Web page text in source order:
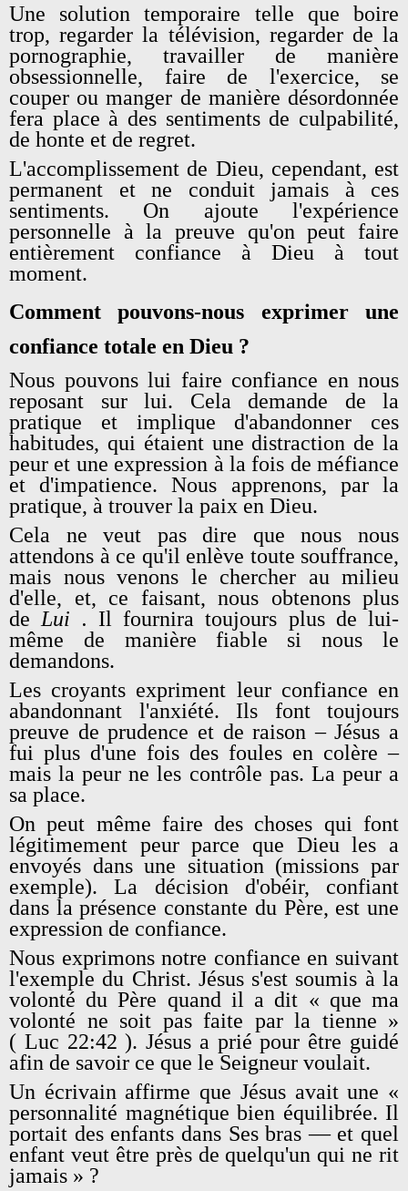
Une solution temporaire telle que boire
trop, regarder la télévision, regarder de la
pornographie, travailler de manière
obsessionnelle, faire de l'exercice, se
couper ou manger de manière désordonnée
fera place à des sentiments de culpabilité,
de honte et de regret.
L'accomplissement de Dieu, cependant, est
permanent et ne conduit jamais à ces
sentiments. On ajoute l'expérience
personnelle à la preuve qu'on peut faire
entièrement confiance à Dieu à tout
moment.
Comment pouvons-nous exprimer une
confiance totale en Dieu ?
Nous pouvons lui faire confiance en nous
reposant sur lui. Cela demande de la
pratique et implique d'abandonner ces
habitudes, qui étaient une distraction de la
peur et une expression à la fois de méfiance
et d'impatience. Nous apprenons, par la
pratique, à trouver la paix en Dieu.
Cela ne veut pas dire que nous nous
attendons à ce qu'il enlève toute souffrance,
mais nous venons le chercher au milieu
d'elle, et, ce faisant, nous obtenons plus
de Lui . Il fournira toujours plus de lui-
même de manière fiable si nous le
demandons.
Les croyants expriment leur confiance en
abandonnant l'anxiété. Ils font toujours
preuve de prudence et de raison – Jésus a
fui plus d'une fois des foules en colère –
mais la peur ne les contrôle pas. La peur a
sa place.
On peut même faire des choses qui font
légitimement peur parce que Dieu les a
envoyés dans une situation (missions par
exemple). La décision d'obéir, confiant
dans la présence constante du Père, est une
expression de confiance.
Nous exprimons notre confiance en suivant
l'exemple du Christ. Jésus s'est soumis à la
volonté du Père quand il a dit « que ma
volonté ne soit pas faite par la tienne »
( Luc 22:42 ). Jésus a prié pour être guidé
afin de savoir ce que le Seigneur voulait.
Un écrivain affirme que Jésus avait une «
personnalité magnétique bien équilibrée. Il
portait des enfants dans Ses bras — et quel
enfant veut être près de quelqu'un qui ne rit
jamais » ?